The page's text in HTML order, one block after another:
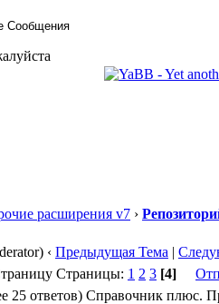
расширения v7 ›
‹ Предыдущая Тема |
Страницы: 1 2 3 [4]
Справочник плюс.